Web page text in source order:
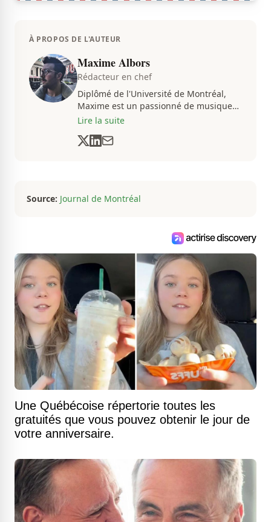
À PROPOS DE L'AUTEUR
Maxime Albors
Rédacteur en chef
Diplômé de l'Université de Montréal,
Maxime est un passionné de musique
et de basketball. Il suit de très près
du contenu informatif et divertissant.
Lire la suite
Source: Journal de Montréal
Une Québécoise répertorie toutes les
gratuités que vous pouvez obtenir le jour de
votre anniversaire.